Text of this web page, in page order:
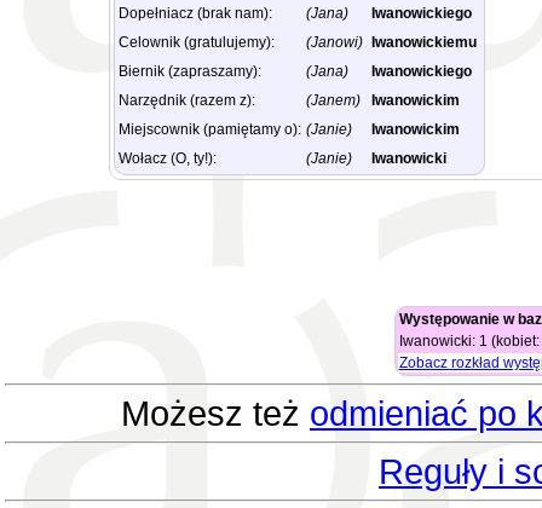
Dopełniacz (brak nam):
(Jana)
Iwanowickiego
Celownik (gratulujemy):
(Janowi)
Iwanowickiemu
Biernik (zapraszamy):
(Jana)
Iwanowickiego
Narzędnik (razem z):
(Janem)
Iwanowickim
Miejscownik (pamiętamy o): (Janie)
Iwanowickim
Wołacz (O, ty!):
(Janie) Iwanowicki
Występowanie w
Iwanowicki: 1
Zobacz rozkład
Możesz też odmieniać po
Reguły i